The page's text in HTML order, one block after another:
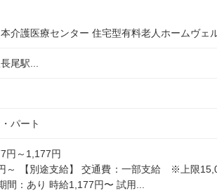
介護医療センター 住宅型有料老人ホームヴェ
尾駅...
パート
円～1,177円
～ 【別途支給】 交通費：一部支給 ※上限
間：あり 時給1,177円〜 試用...